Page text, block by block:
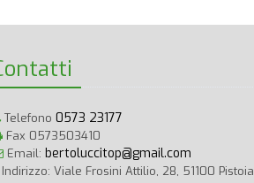
Telefono 0573 23177
Fax 0573503410
Email: bertoluccitop@gmail.com
Viale Frosini Attilio, 28, 51100 Pistoia